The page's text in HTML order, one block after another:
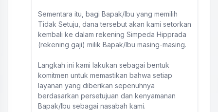
Sementara itu, bagi Bapak/Ibu yang memilih
Tidak Setuju, dana tersebut akan kami setorkan
kembali ke dalam rekening Simpeda Hipprada
(rekening gaji) milik Bapak/Ibu masing-masing.
Langkah ini kami lakukan sebagai bentuk
komitmen untuk memastikan bahwa setiap
layanan yang diberikan sepenuhnya
berdasarkan persetujuan dan kenyamanan
Bapak/Ibu sebagai nasabah kami.